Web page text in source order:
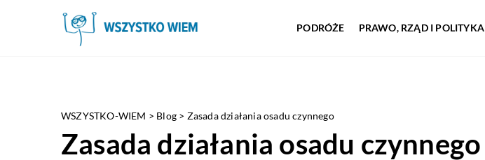
PODRÓŻE PRAWO, RZĄD I POLITYKA
WSZYSTKO-WIEM > Blog > Zasada działania osadu czynnego
Zasada działania osadu czynnego